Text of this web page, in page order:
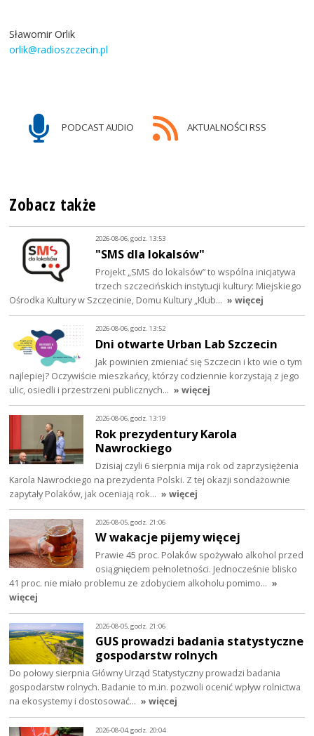
Sławomir Orlik
orlik@radioszczecin.pl
PODCAST AUDIO AKTUALNOŚCI RSS
Zobacz także
2026-08-06, godz. 13:53
"SMS dla lokalsów"
Projekt „SMS do lokalsów” to wspólna inicjatywa
trzech szczecińskich instytucji kultury: Miejskiego
Ośrodka Kultury w Szczecinie, Domu Kultury „Klub… » więcej
2026-08-06, godz. 13:52
Dni otwarte Urban Lab Szczecin
Jak powinien zmieniać się Szczecin i kto wie o tym
najlepiej? Oczywiście mieszkańcy, którzy codziennie korzystają z jego
ulic, osiedli i przestrzeni publicznych… » więcej
2026-08-06, godz. 13:19
Rok prezydentury Karola
Nawrockiego
Dzisiaj czyli 6 sierpnia mija rok od zaprzysiężenia
Karola Nawrockiego na prezydenta Polski. Z tej okazji sondażownie
zapytały Polaków, jak oceniają rok… » więcej
2026-08-05, godz. 21:06
W wakacje pijemy więcej
Prawie 45 proc. Polaków spożywało alkohol przed
osiągnięciem pełnoletności. Jednocześnie blisko
41 proc. nie miało problemu ze zdobyciem alkoholu pomimo… »
więcej
2026-08-05, godz. 21:06
GUS prowadzi badania statystyczne
gospodarstw rolnych
Do połowy sierpnia Główny Urząd Statystyczny prowadzi badania
gospodarstw rolnych. Badanie to m.in. pozwoli ocenić wpływ rolnictwa
na ekosystemy i dostosować… » więcej
2026-08-04, godz. 20:04